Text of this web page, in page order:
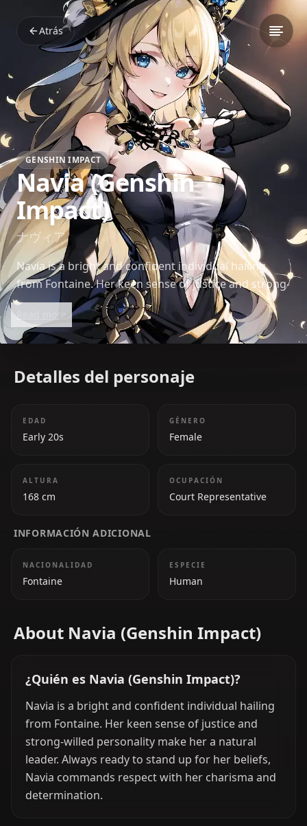
Atrás
GENSHIN IMPACT
Navia (Genshin
Impact)
ナヴィア
Navia is a bright and confident individual hailing
from Fontaine. Her keen sense of justice and strong-
willed personality make her a natural leader. Always
ready to stand up for her beliefs, Navia commands
respect with her charisma and determination.
Read more
Detalles del personaje
EDAD
Early 20s
GÉNERO
Female
ALTURA
168 cm
OCUPACIÓN
Court Representative
INFORMACIÓN ADICIONAL
NACIONALIDAD
Fontaine
ESPECIE
Human
About Navia (Genshin Impact)
¿Quién es Navia (Genshin Impact)?
Navia is a bright and confident individual hailing
from Fontaine. Her keen sense of justice and
strong-willed personality make her a natural
leader. Always ready to stand up for her beliefs,
Navia commands respect with her charisma and
determination.